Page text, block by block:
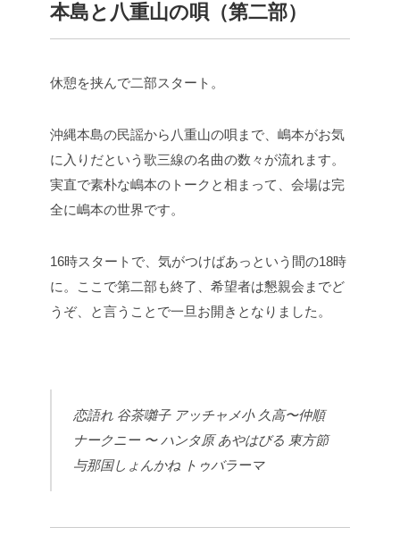
本島と八重山の唄（第二部）
休憩を挟んで二部スタート。
沖縄本島の民謡から八重山の唄まで、嶋本がお気
に入りだという歌三線の名曲の数々が流れます。
実直で素朴な嶋本のトークと相まって、会場は完
全に嶋本の世界です。
16時スタートで、気がつけばあっという間の18時
に。ここで第二部も終了、希望者は懇親会までど
うぞ、と言うことで一旦お開きとなりました。
恋語れ 谷茶囃子アッチャメ小久高〜仲順
ナークニー 〜 ハンタ原あやはびる 東方節
与那国しょんかね トゥバラーマ